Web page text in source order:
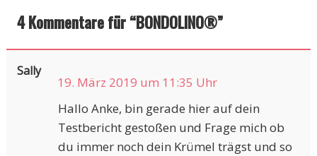
4 Kommentare für “BONDOLINO®”
Sally
19. März 2019 um 11:35 Uhr
Hallo Anke, bin gerade hier auf dein
Testbericht gestoßen und Frage mich ob
du immer noch dein Krümel trägst und so